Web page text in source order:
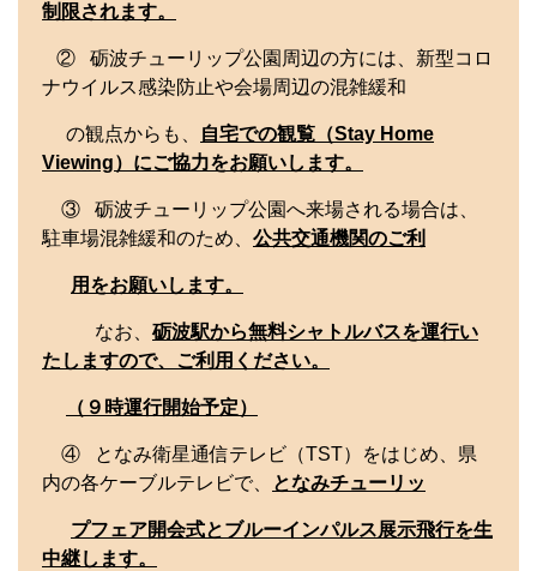
制限されます。
② 砺波チューリップ公園周辺の方には、新型コロ
ナウイルス感染防止や会場周辺の混雑緩和
の観点からも、
自宅での観覧（Stay Home
Viewing）にご協力をお願いします。
③ 砺波チューリップ公園へ来場される場合は、
駐車場混雑緩和のため、 公共交通機関のご利
用をお願いします。
なお、 砺波駅から無料シャトルバスを運行い
たしますので、ご利用ください。
（９時運行開始予定）
④ となみ衛星通信テレビ（TST）をはじめ、県
内の各ケーブルテレビで、
となみチューリッ
プフェア開会式とブルーインパルス展示飛行を生
中継します。